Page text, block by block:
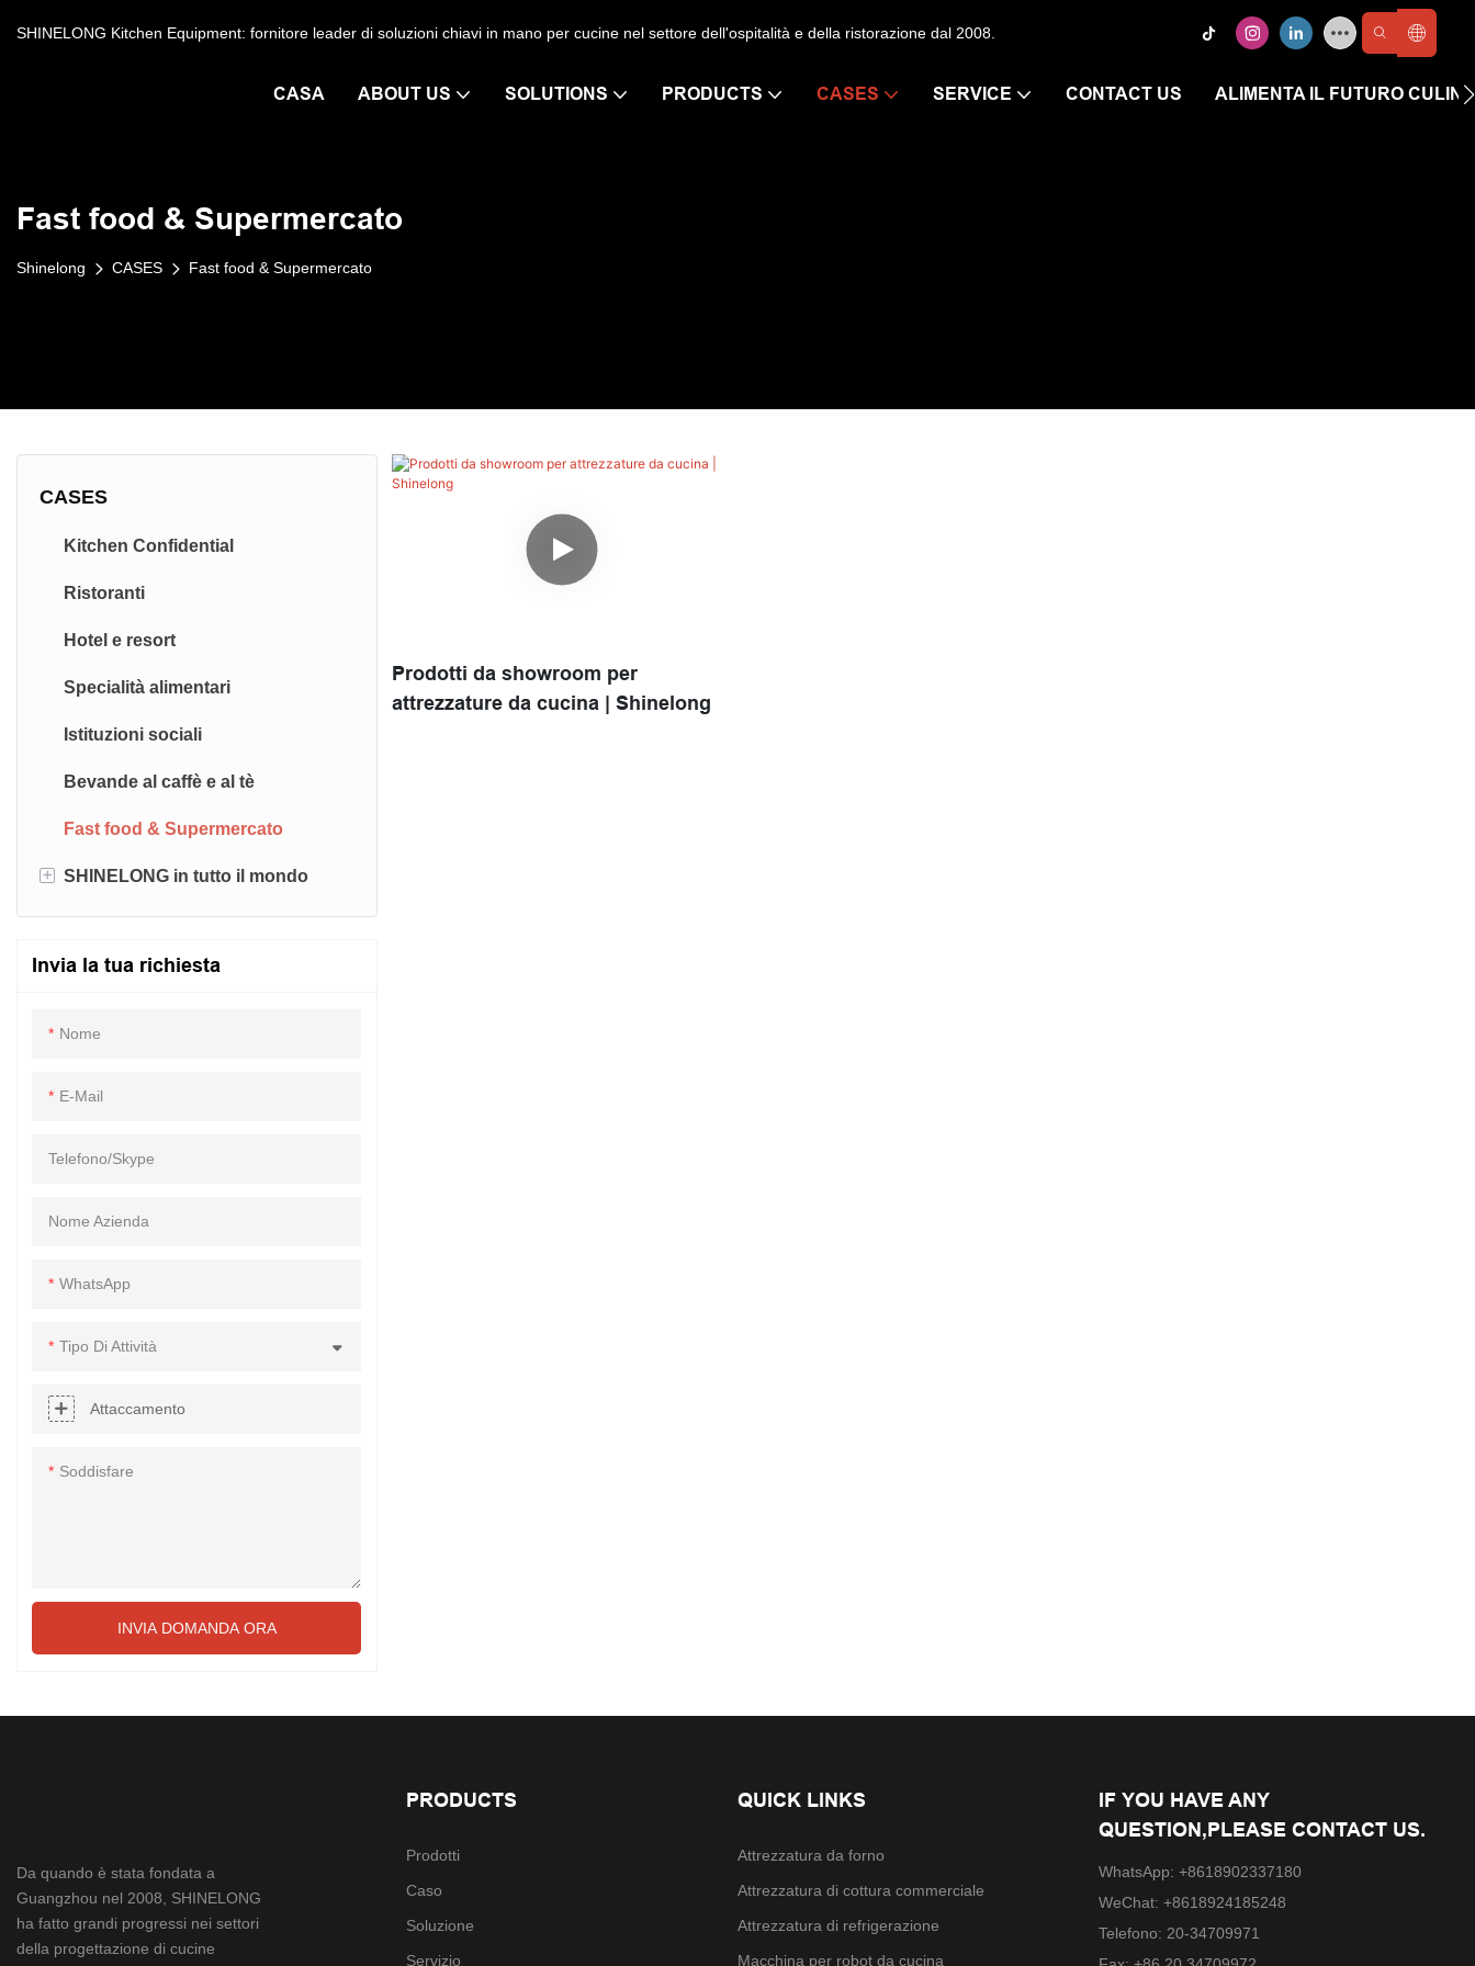
SHINELONG Kitchen Equipment: fornitore leader di soluzioni chiavi in ​​mano per cucine nel settore dell'ospitalità e della ristorazione dal 2008.
CASA ABOUT US SOLUTIONS PRODUCTS CASES SERVICE CONTACT US ALIMENTA IL FUTURO
Fast food & Supermercato
Shinelong CASES Fast food & Supermercato
CASES
Kitchen Confidential
Ristoranti
Hotel e resort
Specialità alimentari
Istituzioni sociali
Bevande al caffè e al tè
Fast food & Supermercato
+ SHINELONG in tutto il mondo
Filippine
Invia la tua richiesta
Nome
E-Mail
Telefono/skype
Nome Azienda
WhatsApp
Tipo Di Attività
Attaccamento
Soddisfare
INVIA DOMANDA ORA
Prodotti da showroom per
attrezzature da cucina | Shinelong
Da quando è stata fondata a
Guangzhou nel 2008, SHINELONG
ha fatto grandi progressi nei settori
della progettazione di cucine
PRODUCTS
Prodotti
Caso
Soluzione
Servizio
QUICK LINKS
Attrezzatura da forno
Attrezzatura di cottura commerciale
Attrezzatura di refrigerazione
Macchina per robot da cucina
IF YOU HAVE ANY
QUESTION,PLEASE CONTACT US.
WhatsApp: +8618902337180
WeChat: +8618924185248
Telefono: 20-34709971